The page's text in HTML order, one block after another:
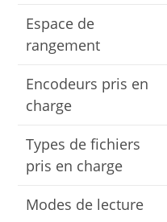
Espace de
rangement
Encodeurs pris en
charge
Types de fichiers
pris en charge
Modes de lecture